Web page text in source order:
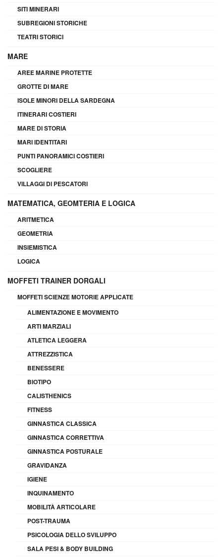
SITI MINERARI
SUBREGIONI STORICHE
TEATRI STORICI
MARE
AREE MARINE PROTETTE
GROTTE DI MARE
ISOLE MINORI DELLA SARDEGNA
ITINERARI COSTIERI
MARE DI STORIA
MARI IDENTITARI
PUNTI PANORAMICI COSTIERI
SCOGLIERE
VILLAGGI DI PESCATORI
MATEMATICA, GEOMTERIA E LOGICA
ARITMETICA
GEOMETRIA
INSIEMISTICA
LOGICA
MOFFETI TRAINER DORGALI
MOFFETI SCIENZE MOTORIE APPLICATE
ALIMENTAZIONE E MOVIMENTO
ARTI MARZIALI
ATLETICA LEGGERA
ATTREZZISTICA
BENESSERE
BIOTIPO
CALISTHENICS
FITNESS
GINNASTICA CLASSICA
GINNASTICA CORRETTIVA
GINNASTICA POSTURALE
GRAVIDANZA
IGIENE
INQUINAMENTO
MOBILITÀ ARTICOLARE
POST-TRAUMA
PSICOLOGIA DELLO SVILUPPO
SALA PESI & BODY BUILDING